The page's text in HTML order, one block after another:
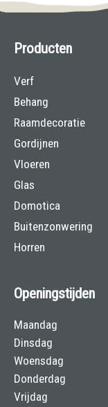
Producten
Verf
Behang
Raamdecoratie
Gordijnen
Vloeren
Glas
Domotica
Buitenzonwering
Horren
Openingstijden
Maandag
Dinsdag
Woensdag
Donderdag
Vrijdag